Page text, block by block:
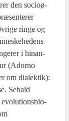
den socioø­
rin­ge og
i hin­an­
(Ador­no
om dia­lek­tik):
Sebald
evo­lu­tions­bi­o­